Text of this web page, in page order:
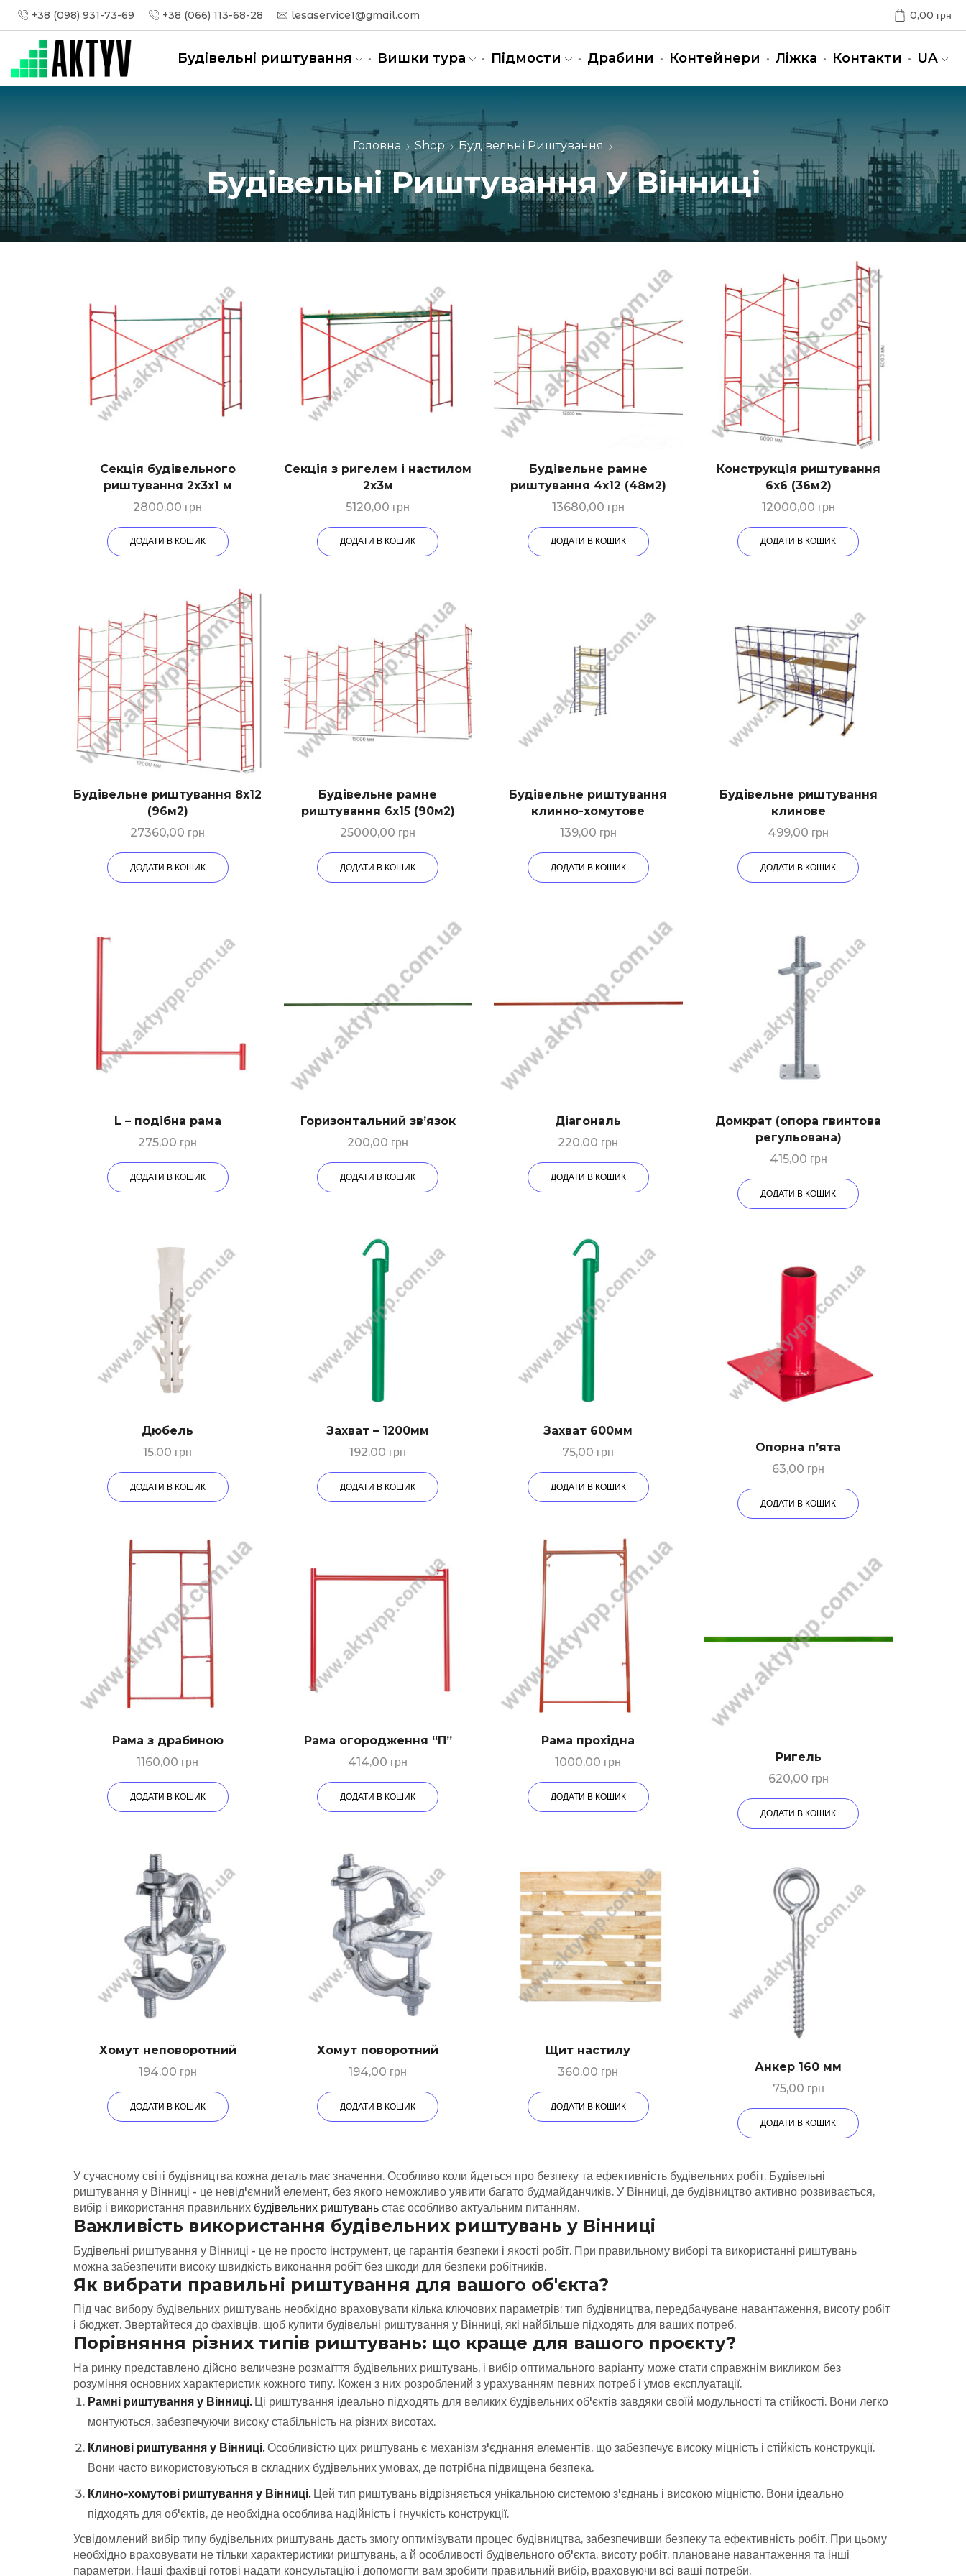
+38 (098) 931-73-69 +38 (066) 113-68-28 lesaservice1@gmail.com 0,00 грн
Будівельні риштування Вишки тура Підмости Драбини Контейнери Ліжка Контакти UA
Головна Shop Будівельні Риштування
Будівельні Риштування У Вінниці
Секція будівельного
риштування 2х3х1 м
2800,00 грн
ДОДАТИ В КОШИК
Секція з ригелем і настилом
2х3м
5120,00 грн
ДОДАТИ В КОШИК
Будівельне рамне
риштування 4х12 (48м2)
13680,00 грн
ДОДАТИ В КОШИК
Конструкція риштування
6х6 (36м2)
12000,00 грн
ДОДАТИ В КОШИК
Будівельне риштування 8х12
(96м2)
27360,00 грн
ДОДАТИ В КОШИК
Будівельне рамне
риштування 6х15 (90м2)
25000,00 грн
ДОДАТИ В КОШИК
Будівельне риштування
клинно-хомутове
139,00 грн
ДОДАТИ В КОШИК
Будівельне риштування
клинове
499,00 грн
ДОДАТИ В КОШИК
L – подібна рама
275,00 грн
ДОДАТИ В КОШИК
Горизонтальний зв’язок
200,00 грн
ДОДАТИ В КОШИК
Діагональ
220,00 грн
ДОДАТИ В КОШИК
Домкрат (опора гвинтова
регульована)
415,00 грн
ДОДАТИ В КОШИК
Дюбeль
15,00 грн
ДОДАТИ В КОШИК
Захват – 1200мм
192,00 грн
ДОДАТИ В КОШИК
Захват 600мм
75,00 грн
ДОДАТИ В КОШИК
Опорна п’ята
63,00 грн
ДОДАТИ В КОШИК
Рама з драбиною
1160,00 грн
ДОДАТИ В КОШИК
Рама огородження “П”
414,00 грн
ДОДАТИ В КОШИК
Рама прохідна
1000,00 грн
ДОДАТИ В КОШИК
Ригeль
620,00 грн
ДОДАТИ В КОШИК
Хомут неповоротний
194,00 грн
ДОДАТИ В КОШИК
Хомут поворотний
194,00 грн
ДОДАТИ В КОШИК
Щит настилу
360,00 грн
ДОДАТИ В КОШИК
Анкер 160 мм
75,00 грн
ДОДАТИ В КОШИК
У сучасному світі будівництва кожна деталь має значення. Особливо коли йдеться про безпеку та ефективність будівельних робіт. Будівельні
риштування у Вінниці - це невід'ємний елемент, без якого неможливо уявити багато будмайданчиків. У Вінниці, де будівництво активно розвивається,
вибір і використання правильних будівельних риштувань стає особливо актуальним питанням.
Важливість використання будівельних риштувань у Вінниці
Будівельні риштування у Вінниці - це не просто інструмент, це гарантія безпеки і якості робіт. При правильному виборі та використанні риштувань
можна забезпечити високу швидкість виконання робіт без шкоди для безпеки робітників.
Як вибрати правильні риштування для вашого об'єкта?
Під час вибору будівельних риштувань необхідно враховувати кілька ключових параметрів: тип будівництва, передбачуване навантаження, висоту робіт
і бюджет. Звертайтеся до фахівців, щоб купити будівельні риштування у Вінниці, які найбільше підходять для ваших потреб.
Порівняння різних типів риштувань: що краще для вашого проєкту?
На ринку представлено дійсно величезне розмаїття будівельних риштувань, і вибір оптимального варіанту може стати справжнім викликом без
розуміння основних характеристик кожного типу. Кожен з них розроблений з урахуванням певних потреб і умов експлуатації.
Рамні риштування у Вінниці.Ці риштування ідеально підходять для великих будівельних об'єктів завдяки своїй модульності та стійкості. Вони легко
монтуються, забезпечуючи високу стабільність на різних висотах.
Клинові риштування у Вінниці.Особливістю цих риштувань є механізм з'єднання елементів, що забезпечує високу міцність і стійкість конструкції.
Вони часто використовуються в складних будівельних умовах, де потрібна підвищена безпека.
Клино-хомутові риштування у Вінниці.Цей тип риштувань відрізняється унікальною системою з'єднань і високою міцністю. Вони ідеально
підходять для об'єктів, де необхідна особлива надійність і гнучкість конструкції.
Усвідомлений вибір типу будівельних риштувань дасть змогу оптимізувати процес будівництва, забезпечивши безпеку та ефективність робіт. При цьому
необхідно враховувати не тільки характеристики риштувань, а й особливості будівельного об'єкта, висоту робіт, плановане навантаження та інші
параметри. Наші фахівці готові надати консультацію і допомогти вам зробити правильний вибір, враховуючи всі ваші потреби.